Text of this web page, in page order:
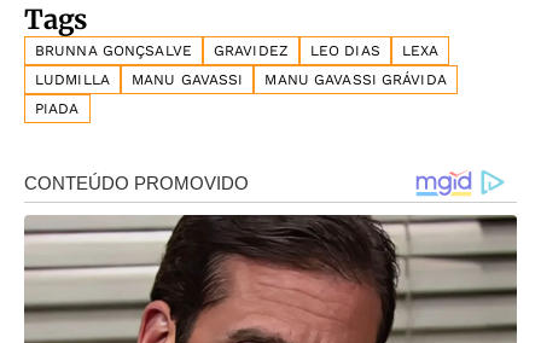
Tags
BRUNNA GONÇSALVE GRAVIDEZ LEO DIAS
LEXA
LUDMILLA
MANU GAVASSI
MANU GAVASSI GRÁVIDA
PIADA